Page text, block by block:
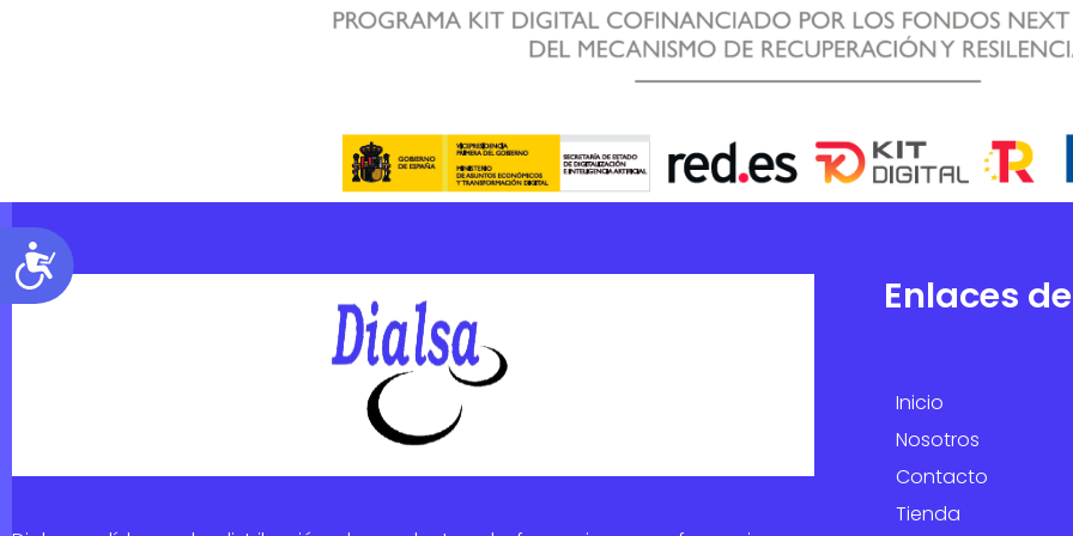
Accesibilidad
Enlaces
Inicio
Nosotros
Contacto
Tienda